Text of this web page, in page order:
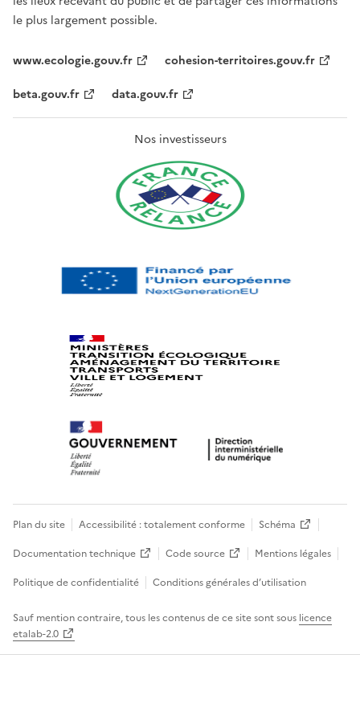
le plus largement possible.
www.ecologie.gouv.fr
cohesion-territoires.gouv.fr
beta.gouv.fr
data.gouv.fr
Nos investisseurs
Plan du site Accessibilité : totalement conforme
Schéma
Documentation technique
Code source
Mentions légales
Politique de confidentialité
Conditions générales d’utilisation
Sauf mention contraire, tous les contenus de ce site sont sous licence
etalab-2.0